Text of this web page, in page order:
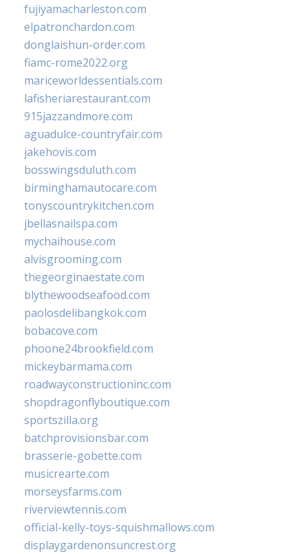
fujiyamacharleston.com
elpatronchardon.com
donglaishun-order.com
fiamc-rome2022.org
mariceworldessentials.com
lafisheriarestaurant.com
915jazzandmore.com
aguadulce-countryfair.com
jakehovis.com
bosswingsduluth.com
birminghamautocare.com
tonyscountrykitchen.com
jbellasnailspa.com
mychaihouse.com
alvisgrooming.com
thegeorginaestate.com
blythewoodseafood.com
paolosdelibangkok.com
bobacove.com
phoone24brookfield.com
mickeybarmama.com
roadwayconstructioninc.com
shopdragonflyboutique.com
sportszilla.org
batchprovisionsbar.com
brasserie-gobette.com
musicrearte.com
morseysfarms.com
riverviewtennis.com
official-kelly-toys-squishmallows.com
displaygardenonsuncrest.org